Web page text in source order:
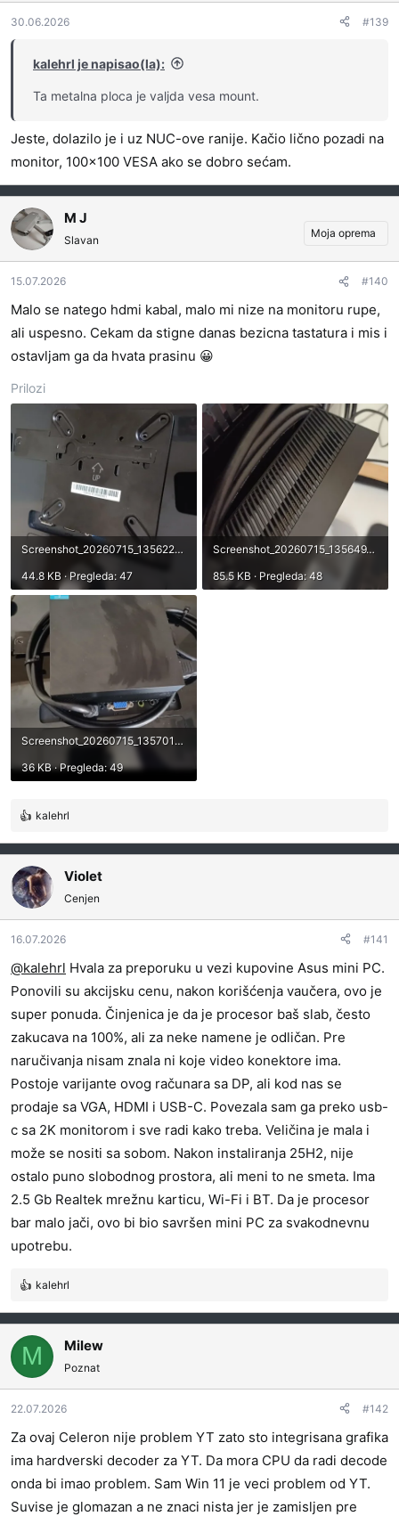
30.06.2026 #139
kalehrl je napisao(la):
Ta metalna ploca je valjda vesa mount.
Jeste, dolazilo je i uz NUC-ove ranije. Kačio lično pozadi na
monitor, 100x100 VESA ako se dobro sećam.
M J
Slavan
Moja oprema
15.07.2026 #140
Malo se natego hdmi kabal, malo mi nize na monitoru rupe,
ali uspesno. Cekam da stigne danas bezicna tastatura i mis i
ostavljam ga da hvata prasinu 😀
Prilozi
Screenshot_20260715_135622_Gallery.webp
44.8 KB · Pregleda: 47
Screenshot_20260715_135649_Gallery.webp
85.5 KB · Pregleda: 48
Screenshot_20260715_135701_Gallery.webp
36 KB · Pregleda: 49
R
a
g
o
v
a
n
a
:
kalehrl
Violet
Cenjen
16.07.2026 #141
@kalehrl Hvala za preporuku u vezi kupovine Asus mini PC.
Ponovili su akcijsku cenu, nakon korišćenja vaučera, ovo je
super ponuda. Činjenica je da je procesor baš slab, često
zakucava na 100%, ali za neke namene je odličan. Pre
naručivanja nisam znala ni koje video konektore ima.
Postoje varijante ovog računara sa DP, ali kod nas se
prodaje sa VGA, HDMI i USB-C. Povezala sam ga preko usb-
c sa 2K monitorom i sve radi kako treba. Veličina je mala i
može se nositi sa sobom. Nakon instaliranja 25H2, nije
ostalo puno slobodnog prostora, ali meni to ne smeta. Ima
2.5 Gb Realtek mrežnu karticu, Wi-Fi i BT. Da je procesor
bar malo jači, ovo bi bio savršen mini PC za svakodnevnu
upotrebu.
R
a
g
v
a
n
a
:
kalehrl
M Milew
Poznat
22.07.2026 #142
Za ovaj Celeron nije problem YT zato sto integrisana grafika
ima hardverski decoder za YT. Da mora CPU da radi decode
onda bi imao problem. Sam Win 11 je veci problem od YT.
Suvise je glomazan a ne znaci nista jer je zamisljen pre